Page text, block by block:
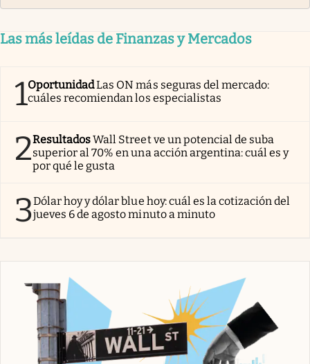
Las más leídas de Finanzas y Mercados
1OportunidadLas ON más seguras del mercado:
cuáles recomiendan los especialistas
2ResultadosWall Street ve un potencial de suba
superior al 70% en una acción argentina: cuál es y
por qué le gusta
3Dólar hoy y dólar blue hoy: cuál es la cotización del
jueves 6 de agosto minuto a minuto